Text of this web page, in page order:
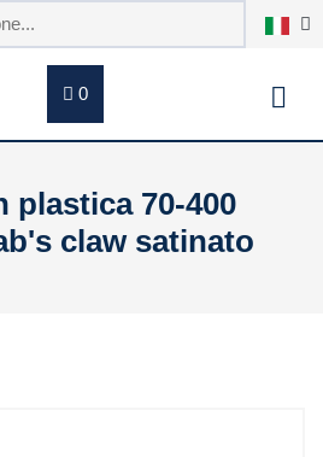
0
plastica 70-400
claw satinato